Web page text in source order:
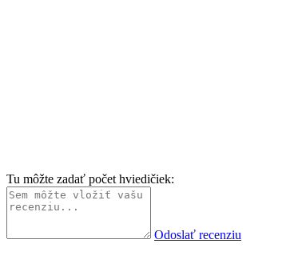
Tu môžte zadať počet hviedičiek:
Odoslať recenziu